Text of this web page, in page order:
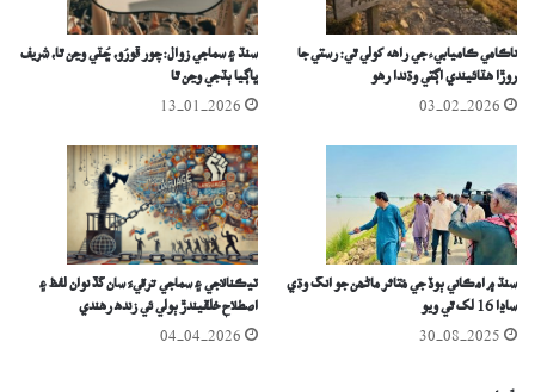
ناڪامي ڪاميابيء جي راھه کولي ٿي: رستي جا
روڙا هٽائيندي اڳتي وڌندا رهو
03-02-2026
سنڌ ۽ سماجي زوال: چور ڦورُو، ڇُٽي وڃن ٿا، شريف
ڀاڳيا ٻڌجي وڃن ٿا
13-01-2026
سنڌ ۾ امڪاني ٻوڏ جي مُتاثر ماڻھن جو انگ وڌي
ساڍا 16 لک ٿي ويو
30-08-2025
ٽيڪنالاجي ۽ سماجي ترقيءَ سان گڏ نوان لفظ ۽
اصطلاح خلقيندڙ ٻولي ئي زندھ رھندي
04-04-2026